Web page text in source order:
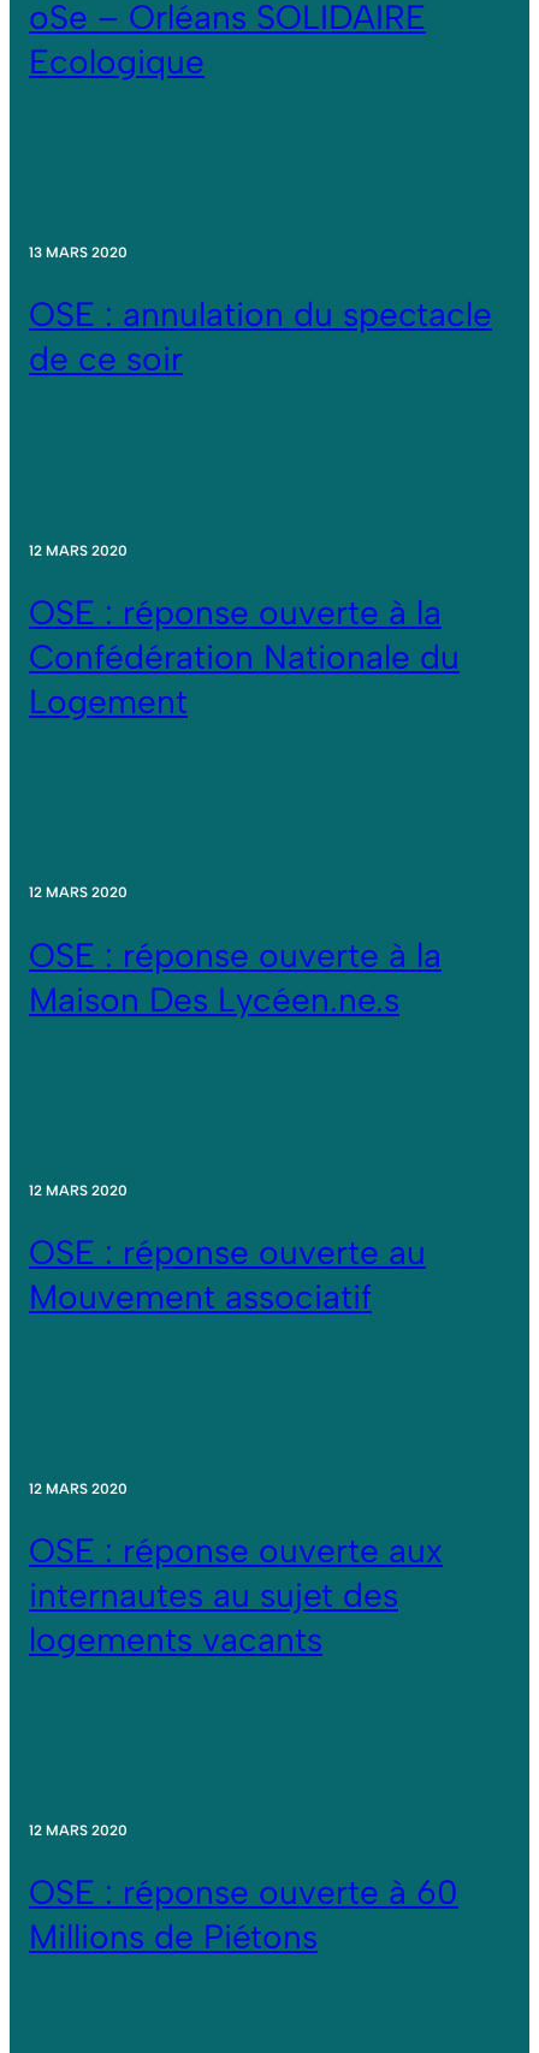
oSe – Orléans SOLIDAIRE
Ecologique
13 MARS 2020
OSE : annulation du spectacle
de ce soir
12 MARS 2020
OSE : réponse ouverte à la
Confédération Nationale du
Logement
12 MARS 2020
OSE : réponse ouverte à la
Maison Des Lycéen.ne.s
12 MARS 2020
OSE : réponse ouverte au
Mouvement associatif
12 MARS 2020
OSE : réponse ouverte aux
internautes au sujet des
logements vacants
12 MARS 2020
OSE : réponse ouverte à 60
Millions de Piétons